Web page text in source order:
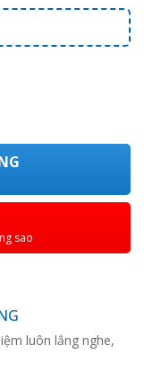
sao
luôn lắng nghe,